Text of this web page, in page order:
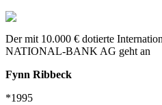
Der mit 10.000 € dotierte
NATIONAL-BANK AG geht an
Fynn Ribbeck
*1995